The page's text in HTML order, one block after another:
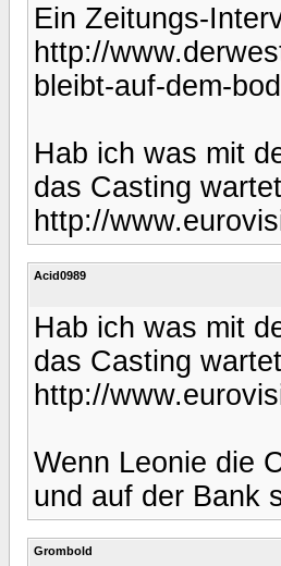
Ein Zeitungs-
http://
bleibt-auf-dem-
Hab ich was mit
das Casting
http://
Acid0989
Hab ich was mit
das Casting
http://
Wenn Leonie die
und auf der Bank
Grombold